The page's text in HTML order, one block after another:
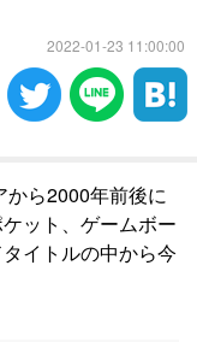
2022-01-23 11:00:00
ら2000年前後に
ット、ゲームボー
イトルの中から今